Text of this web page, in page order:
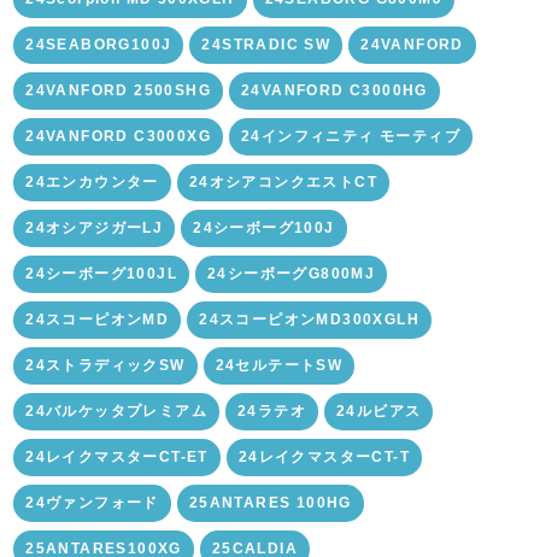
24SEABORG100J 24STRADIC SW 24VANFORD
24VANFORD 2500SHG 24VANFORD C3000HG
24VANFORD C3000XG 24インフィニティ モーティブ
24エンカウンター 24オシアコンクエストCT
24オシアジガーLJ 24シーボーグ100J
24シーボーグ100JL 24シーボーグG800MJ
24スコーピオンMD 24スコーピオンMD300XGLH
24ストラディックSW 24セルテートSW
24バルケッタプレミアム 24ラテオ 24ルビアス
24レイクマスターCT-ET 24レイクマスターCT-T
24ヴァンフォード 25ANTARES 100HG
25ANTARES100XG 25CALDIA